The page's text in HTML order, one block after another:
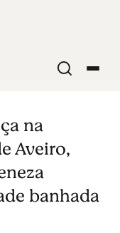
na
Aveiro,
banhada